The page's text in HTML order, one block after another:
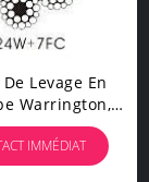
Levage En
Warrington, 6
7fc, Câble De
Métallique
Rond
IMMÉDIAT